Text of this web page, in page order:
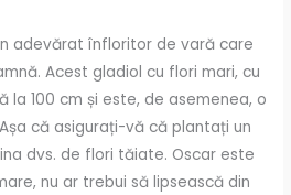
adevărat înfloritor de vară care
Acest gladiol cu ​​flori mari, cu
la 100 cm și este, de asemenea, o
că asigurați-vă că plantați un
dvs. de flori tăiate. Oscar este
nu ar trebui să lipsească din